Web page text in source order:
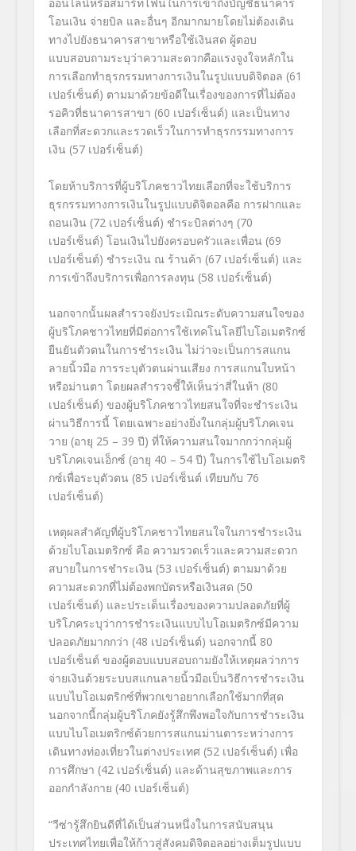
โอนเงิน จ่ายบิล และอื่นๆ อีกมากมายโดยไม่ต้องเดิน
ทางไปยังธนาคารสาขาหรือใช้เงินสด ผู้ตอบ
แบบสอบถามระบุว่าความสะดวกคือแรงจูงใจหลักใน
การเลือกทำธุรกรรมทางการเงินในรูปแบบดิจิตอล (61
เปอร์เซ็นต์) ตามมาด้วยข้อดีในเรื่องของการที่ไม่ต้อง
รอคิวที่ธนาคารสาขา (60 เปอร์เซ็นต์) และเป็นทาง
เลือกที่สะดวกและรวดเร็วในการทำธุรกรรมทางการ
เงิน (57 เปอร์เซ็นต์)
โดยห้าบริการที่ผู้บริโภคชาวไทยเลือกที่จะใช้บริการ
ธุรกรรมทางการเงินในรูปแบบดิจิตอลคือ การฝากและ
ถอนเงิน (72 เปอร์เซ็นต์) ชำระบิลต่างๆ (70
เปอร์เซ็นต์) โอนเงินไปยังครอบครัวและเพื่อน (69
เปอร์เซ็นต์) ชำระเงิน ณ ร้านค้า (67 เปอร์เซ็นต์) และ
การเข้าถึงบริการเพื่อการลงทุน (58 เปอร์เซ็นต์)
นอกจากนั้นผลสำรวจยังประเมิณระดับความสนใจของ
ผู้บริโภคชาวไทยที่มีต่อการใช้เทคโนโลยีไบโอเมตริกซ์
ยืนยันตัวตนในการชำระเงิน ไม่ว่าจะเป็นการสแกน
ลายนิ้วมือ การระบุตัวตนผ่านเสียง การสแกนใบหน้า
หรือม่านตา โดยผลสำรวจชี้ให้เห็นว่าสี่ในห้า (80
เปอร์เซ็นต์) ของผู้บริโภคชาวไทยสนใจที่จะชำระเงิน
ผ่านวิธีการนี้ โดยเฉพาะอย่างยิ่งในกลุ่มผู้บริโภคเจน
วาย (อายุ 25 – 39 ปี) ที่ให้ความสนใจมากกว่ากลุ่มผู้
บริโภคเจนเอ็กซ์ (อายุ 40 – 54 ปี) ในการใช้ไบโอเมตริ
กซ์เพื่อระบุตัวตน (85 เปอร์เซ็นต์ เทียบกับ 76
เปอร์เซ็นต์)
เหตุผลสำคัญที่ผู้บริโภคชาวไทยสนใจในการชำระเงิน
ด้วยไบโอเมตริกซ์ คือ ความรวดเร็วและความสะดวก
สบายในการชำระเงิน (53 เปอร์เซ็นต์) ตามมาด้วย
ความสะดวกที่ไม่ต้องพกบัตรหรือเงินสด (50
เปอร์เซ็นต์) และประเด็นเรื่องของความปลอดภัยที่ผู้
บริโภคระบุว่าการชำระเงินแบบไบโอเมตริกซ์มีความ
ปลอดภัยมากกว่า (48 เปอร์เซ็นต์) นอกจากนี้ 80
เปอร์เซ็นต์ ของผู้ตอบแบบสอบถามยังให้เหตุผลว่าการ
จ่ายเงินด้วยระบบสแกนลายนิ้วมือเป็นวิธีการชำระเงิน
แบบไบโอเมตริกซ์ที่พวกเขาอยากเลือกใช้มากที่สุด
นอกจากนี้กลุ่มผู้บริโภคยังรู้สึกพึงพอใจกับการชำระเงิน
แบบไบโอเมตริกซ์ด้วยการสแกนม่านตาระหว่างการ
เดินทางท่องเที่ยวในต่างประเทศ (52 เปอร์เซ็นต์) เพื่อ
การศึกษา (42 เปอร์เซ็นต์) และด้านสุขภาพและการ
ออกกำลังกาย (40 เปอร์เซ็นต์)
“วีซ่ารู้สึกยินดีที่ได้เป็นส่วนหนึ่งในการสนับสนุน
ประเทศไทยเพื่อให้ก้าวสู่สังคมดิจิตอลอย่างเต็มรูปแบบ